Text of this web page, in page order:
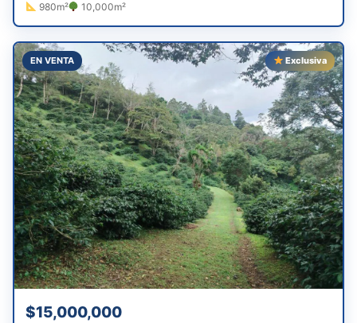
980m² 10,000m²
EN VENTA Exclusiva
$15,000,000